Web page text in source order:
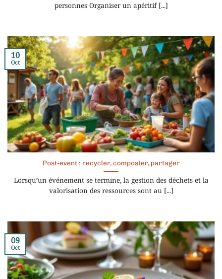
personnes Organiser un apéritif [...]
Post-event : recycler, composter, partager
Lorsqu’un événement se termine, la gestion des déchets et la
valorisation des ressources sont au [...]
10
Oct
09
Oct